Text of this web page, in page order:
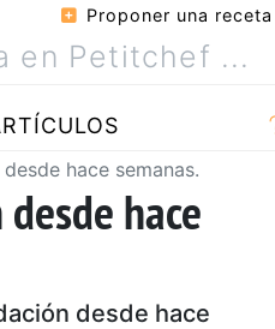
Proponer una receta
hace semanas.
hace
desde hace